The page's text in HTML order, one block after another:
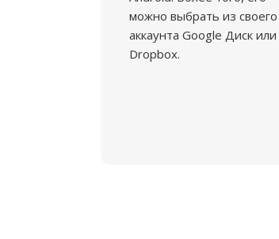
можно выбрать из своего
аккаунта Google Диск или
Dropbox.